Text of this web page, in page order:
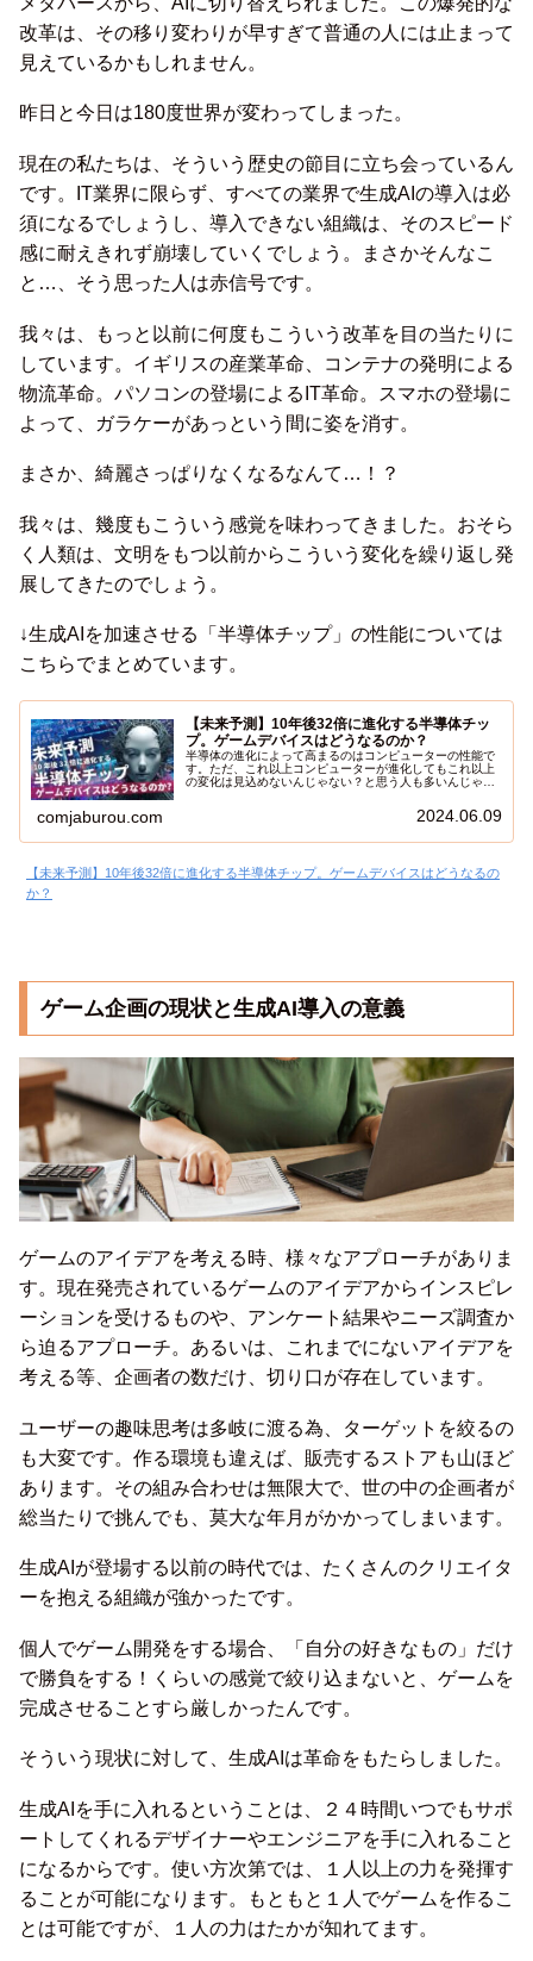
改革は、その移り変わりが早すぎて普通の人には止まって
見えているかもしれません。
昨日と今日は180度世界が変わってしまった。
現在の私たちは、そういう歴史の節目に立ち会っているん
です。IT業界に限らず、すべての業界で生成AIの導入は必
須になるでしょうし、導入できない組織は、そのスピード
感に耐えきれず崩壊していくでしょう。まさかそんなこ
と…、そう思った人は赤信号です。
我々は、もっと以前に何度もこういう改革を目の当たりに
しています。イギリスの産業革命、コンテナの発明による
物流革命。パソコンの登場によるIT革命。スマホの登場に
よって、ガラケーがあっという間に姿を消す。
まさか、綺麗さっぱりなくなるなんて…！？
我々は、幾度もこういう感覚を味わってきました。おそら
く人類は、文明をもつ以前からこういう変化を繰り返し発
展してきたのでしょう。
↓生成AIを加速させる「半導体チップ」の性能については
こちらでまとめています。
【未来予測】10年後32倍に進化する半導体チッ
プ。ゲームデバイスはどうなるのか？
半導体の進化によって高まるのはコンピューターの性能で
す。ただ、これ以上コンピューターが進化してもこれ以上
の変化は見込めないんじゃない？と思う人も多いんじゃな
倍高性能になるそうです。半導体の性能向上によってゲー
ムデバイスにどのような変化が訪れるのか？今回の記事で
comjaburou.com 2024.06.09
【未来予測】10年後32倍に進化する半導体チップ。ゲームデバイスはどうなるの
か？
ゲーム企画の現状と生成AI導入の意義
ゲームのアイデアを考える時、様々なアプローチがありま
す。現在発売されているゲームのアイデアからインスピレ
ーションを受けるものや、アンケート結果やニーズ調査か
ら迫るアプローチ。あるいは、これまでにないアイデアを
考える等、企画者の数だけ、切り口が存在しています。
ユーザーの趣味思考は多岐に渡る為、ターゲットを絞るの
も大変です。作る環境も違えば、販売するストアも山ほど
あります。その組み合わせは無限大で、世の中の企画者が
総当たりで挑んでも、莫大な年月がかかってしまいます。
生成AIが登場する以前の時代では、たくさんのクリエイタ
ーを抱える組織が強かったです。
個人でゲーム開発をする場合、「自分の好きなもの」だけ
で勝負をする！くらいの感覚で絞り込まないと、ゲームを
完成させることすら厳しかったんです。
そういう現状に対して、生成AIは革命をもたらしました。
生成AIを手に入れるということは、２４時間いつでもサポ
ートしてくれるデザイナーやエンジニアを手に入れること
になるからです。使い方次第では、１人以上の力を発揮す
ることが可能になります。もともと１人でゲームを作るこ
とは可能ですが、１人の力はたかが知れてます。